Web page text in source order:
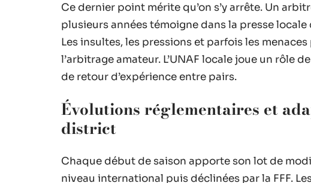
Ce dernier point mérite qu’on s’y arrête. Un
plusieurs années témoigne dans la presse
Les insultes, les pressions et parfois les
l’arbitrage amateur. L’UNAF locale joue un rôle
de retour d’expérience entre pairs.
Évolutions réglementaires et
district
Chaque début de saison apporte son lot de
niveau international puis déclinées par la FFF.